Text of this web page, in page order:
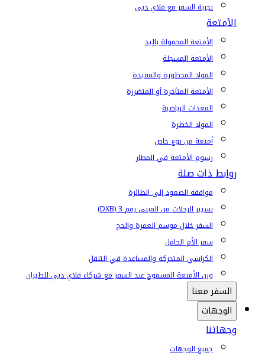
تجربة السفر مع فلاي دبي
الأمتعة
الأمتعة المحمولة باليد
الأمتعة المسجلة
المواد المحظورة والمقيدة
الأمتعة المتأخرة أو المتضررة
المعدات الرياضية
المواد الخطرة
أمتعة من نوع خاص
رسوم الأمتعة في المطار
روابط ذات صلة
موافقة الصعود إلى الطائرة
تسيير الرحلات من المبنى رقم 3 (DXB)
السفر خلال موسم العمرة والحج
سفر الأم الحامل
الكراسي المتحركة والمساعدة في التنقل
وزن الأمتعة المسموح عند السفر مع شركاء فلاي دبي للطيران
السفر معنا
الوجهات
وجهاتنا
جميع الوجهات